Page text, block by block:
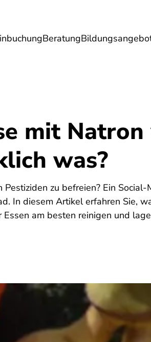
Beratung
Gesundheit Energie
mit Natron
was?
zu befreien? Ein
In diesem Artikel erfahren Sie,
am besten reinigen und